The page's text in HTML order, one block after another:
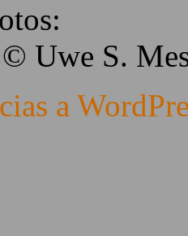
Uwe S.
a